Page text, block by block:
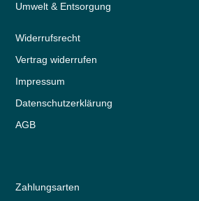
Umwelt & Entsorgung
Widerrufs­recht
Vertrag widerrufen
Impressum
Daten­schutz­erklärung
AGB
Zahlungsarten